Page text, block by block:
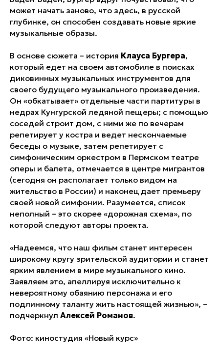
может начать заново, что здесь, в русской
глубинке, он способен создавать новые яркие
музыкальные образы.
В основе сюжета – история Клауса Бургера,
который едет на своем автомобиле в поисках
диковинных музыкальных инструментов для
своего будущего музыкального произведения.
Он «обкатывает» отдельные части партитуры в
недрах Кунгурской ледяной пещеры; с помощью
соседей строит дом, с ними же по вечерам
репетирует у костра и ведет нескончаемые
беседы о музыке, затем репетирует с
симфоническим оркестром в Пермском театре
оперы и балета, отмечается в центре мигрантов
(сегодня он располагает только видом на
жительство в России) и наконец дает премьеру
своей новой симфонии. Разумеется, список
неполный – это скорее «дорожная схема», по
которой следуют авторы проекта.
«Надеемся, что наш фильм станет интересен
широкому кругу зрительской аудитории и станет
ярким явлением в мире музыкального кино.
Заявляем это, апеллируя исключительно к
невероятному обаянию персонажа и его
подлинному таланту жить настоящей жизнью», –
подчеркнул Алексей Романов.
Фото: киностудия «Новый курс»